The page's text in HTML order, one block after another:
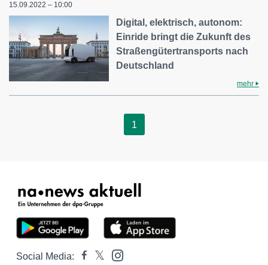
15.09.2022 – 10:00
Digital, elektrisch, autonom:
Einride bringt die Zukunft des
Straßengütertransports nach
Deutschland
mehr
1
Social Media: